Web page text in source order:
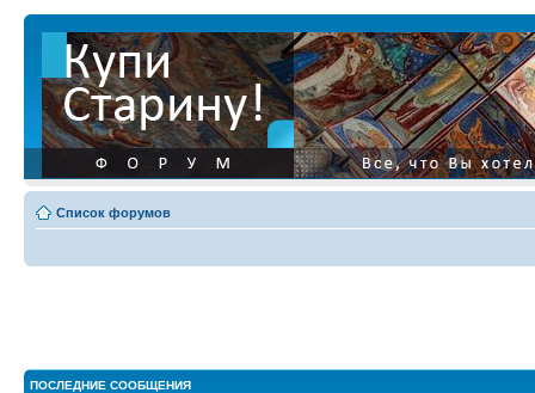
Список форумов
ПОСЛЕДНИЕ СООБЩЕНИЯ